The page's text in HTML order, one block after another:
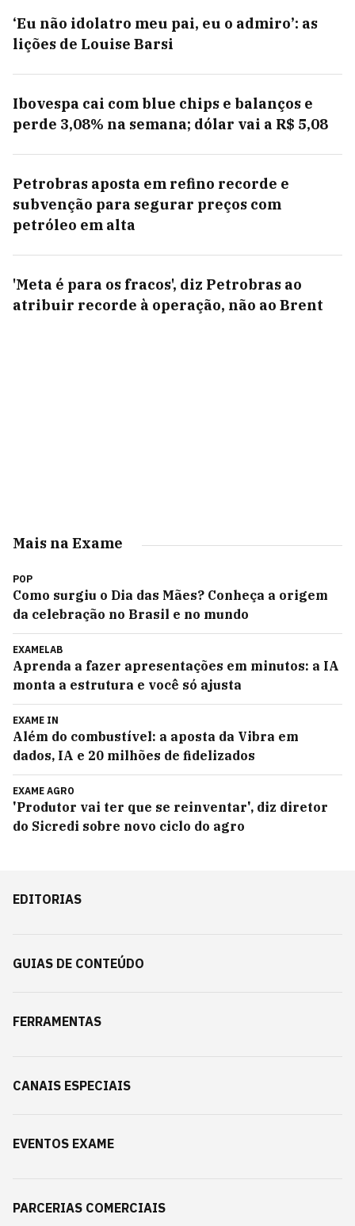
‘Eu não idolatro meu pai, eu o admiro’: as
lições de Louise Barsi
Ibovespa cai com blue chips e balanços e
perde 3,08% na semana; dólar vai a R$ 5,08
Petrobras aposta em refino recorde e
subvenção para segurar preços com
petróleo em alta
'Meta é para os fracos', diz Petrobras ao
atribuir recorde à operação, não ao Brent
Mais na Exame
POP
Como surgiu o Dia das Mães? Conheça a origem
da celebração no Brasil e no mundo
EXAMELAB
Aprenda a fazer apresentações em minutos: a IA
monta a estrutura e você só ajusta
EXAME IN
Além do combustível: a aposta da Vibra em
dados, IA e 20 milhões de fidelizados
EXAME AGRO
'Produtor vai ter que se reinventar', diz diretor
do Sicredi sobre novo ciclo do agro
EDITORIAS
GUIAS DE CONTEÚDO
FERRAMENTAS
CANAIS ESPECIAIS
EVENTOS EXAME
PARCERIAS COMERCIAIS